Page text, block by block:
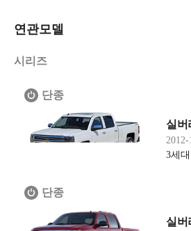
연관모델
시리즈
단종
실버
2012-
3세대
단종
실버